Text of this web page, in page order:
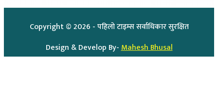
Copyright ©2026 - पहिलो टाइम्स सर्वाधिकार सुरक्षित
Design & Develop By-Mahesh Bhusal